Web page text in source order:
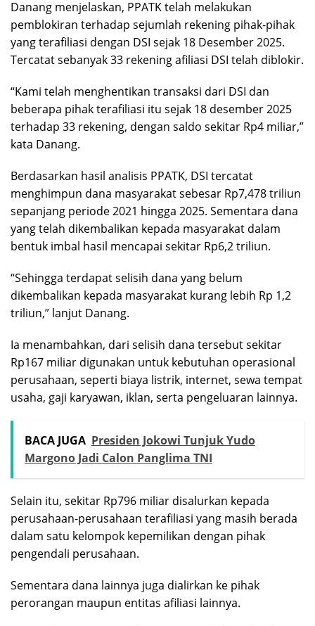
Danang menjelaskan, PPATK telah melakukan
pemblokiran terhadap sejumlah rekening pihak-pihak
yang terafiliasi dengan DSI sejak 18 Desember 2025.
Tercatat sebanyak 33 rekening afiliasi DSI telah diblokir.
“Kami telah menghentikan transaksi dari DSI dan
beberapa pihak terafiliasi itu sejak 18 desember 2025
terhadap 33 rekening, dengan saldo sekitar Rp4 miliar,”
kata Danang.
Berdasarkan hasil analisis PPATK, DSI tercatat
menghimpun dana masyarakat sebesar Rp7,478 triliun
sepanjang periode 2021 hingga 2025. Sementara dana
yang telah dikembalikan kepada masyarakat dalam
bentuk imbal hasil mencapai sekitar Rp6,2 triliun.
“Sehingga terdapat selisih dana yang belum
dikembalikan kepada masyarakat kurang lebih Rp 1,2
triliun,” lanjut Danang.
Ia menambahkan, dari selisih dana tersebut sekitar
Rp167 miliar digunakan untuk kebutuhan operasional
perusahaan, seperti biaya listrik, internet, sewa tempat
usaha, gaji karyawan, iklan, serta pengeluaran lainnya.
BACA JUGA Presiden Jokowi Tunjuk Yudo
Margono Jadi Calon Panglima TNI
Selain itu, sekitar Rp796 miliar disalurkan kepada
perusahaan-perusahaan terafiliasi yang masih berada
dalam satu kelompok kepemilikan dengan pihak
pengendali perusahaan.
Sementara dana lainnya juga dialirkan ke pihak
perorangan maupun entitas afiliasi lainnya.